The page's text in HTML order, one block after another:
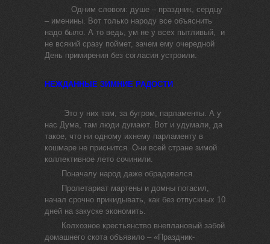
Одним словом: душе – праздник, сердцу
– именины. Вот только народу все объяснить
надо было. А то ведь, ум не у всех пытливый, и
не всякий сразу поймет, зачем ему очередной
День примирения без согласия устроили.
НЕЖДАННЫЕ ЗИМНИЕ РАДОСТИ
Это у них там, за бугром, парламенты. А у
нас Дума, там люди думают. Вот и удумали, да
такое, что ни одному ихнему парламенту в
кошмаре не приснится. Они всей стране зимой
коллективное лето сочинили.
Поначалу народ даже обрадовался.
Пролетариат мартены и домны погасил,
начал срочно прикидывать, как без отпускных 10
дней на закуске экономить.
Колхозное крестьянство внеплановый забой
домашнего скота объявило – «Праздник-